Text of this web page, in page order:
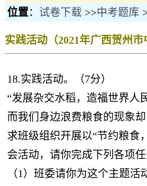
位置： 试卷下载 >>中考题库
实践活动（2021年广西贺州市
18.实践活动。（7分）
“发展杂交水稻，造福世界人
而我们身边浪费粮食的现象
求班级组织开展以“节约粮食
会活动，请你完成下列各项任
（1）班委请你为这个主题